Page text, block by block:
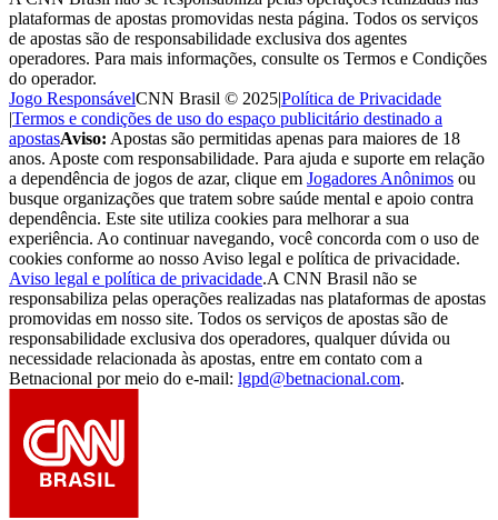
plataformas de apostas promovidas nesta página. Todos os serviços
de apostas são de responsabilidade exclusiva dos agentes
operadores. Para mais informações, consulte os Termos e Condições
do operador.
Jogo ResponsávelCNN Brasil © 2025|Política de Privacidade
|Termos e condições de uso do espaço publicitário destinado a
apostasAviso: Apostas são permitidas apenas para maiores de 18
anos. Aposte com responsabilidade. Para ajuda e suporte em relação
a dependência de jogos de azar, clique em Jogadores Anônimos ou
busque organizações que tratem sobre saúde mental e apoio contra
dependência. Este site utiliza cookies para melhorar a sua
experiência. Ao continuar navegando, você concorda com o uso de
cookies conforme ao nosso Aviso legal e política de privacidade.
Aviso legal e política de privacidade.A CNN Brasil não se
responsabiliza pelas operações realizadas nas plataformas de apostas
promovidas em nosso site. Todos os serviços de apostas são de
responsabilidade exclusiva dos operadores, qualquer dúvida ou
necessidade relacionada às apostas, entre em contato com a
Betnacional por meio do e-mail: lgpd@betnacional.com.